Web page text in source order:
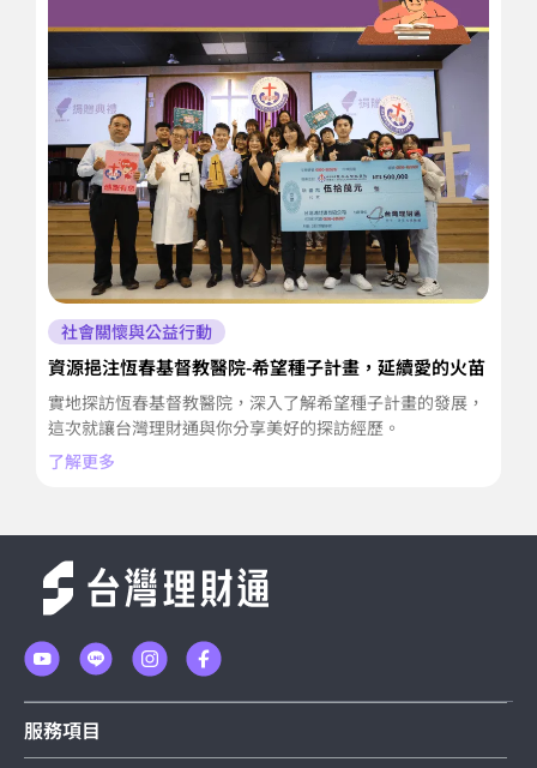
社會關懷與公益行動
資源挹注恆春基督教醫院-希望種子計畫，延續愛的火苗
實地探訪恆春基督教醫院，深入了解希望種子計畫的發展，
這次就讓台灣理財通與你分享美好的探訪經歷。
了解更多
服務項目